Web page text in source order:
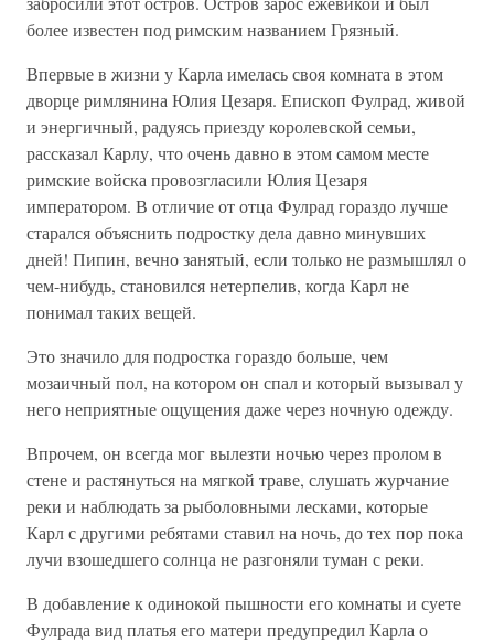
более известен под римским названием Грязный.
Впервые в жизни у Карла имелась своя комната в этом
дворце римлянина Юлия Цезаря. Епископ Фулрад, живой
и энергичный, радуясь приезду королевской семьи,
рассказал Карлу, что очень давно в этом самом месте
римские войска провозгласили Юлия Цезаря
императором. В отличие от отца Фулрад гораздо лучше
старался объяснить подростку дела давно минувших
дней! Пипин, вечно занятый, если только не размышлял о
чем-нибудь, становился нетерпелив, когда Карл не
понимал таких вещей.
Это значило для подростка гораздо больше, чем
мозаичный пол, на котором он спал и который вызывал у
него неприятные ощущения даже через ночную одежду.
Впрочем, он всегда мог вылезти ночью через пролом в
стене и растянуться на мягкой траве, слушать журчание
реки и наблюдать за рыболовными лесками, которые
Карл с другими ребятами ставил на ночь, до тех пор пока
лучи взошедшего солнца не разгоняли туман с реки.
В добавление к одинокой пышности его комнаты и суете
Фулрада вид платья его матери предупредил Карла о